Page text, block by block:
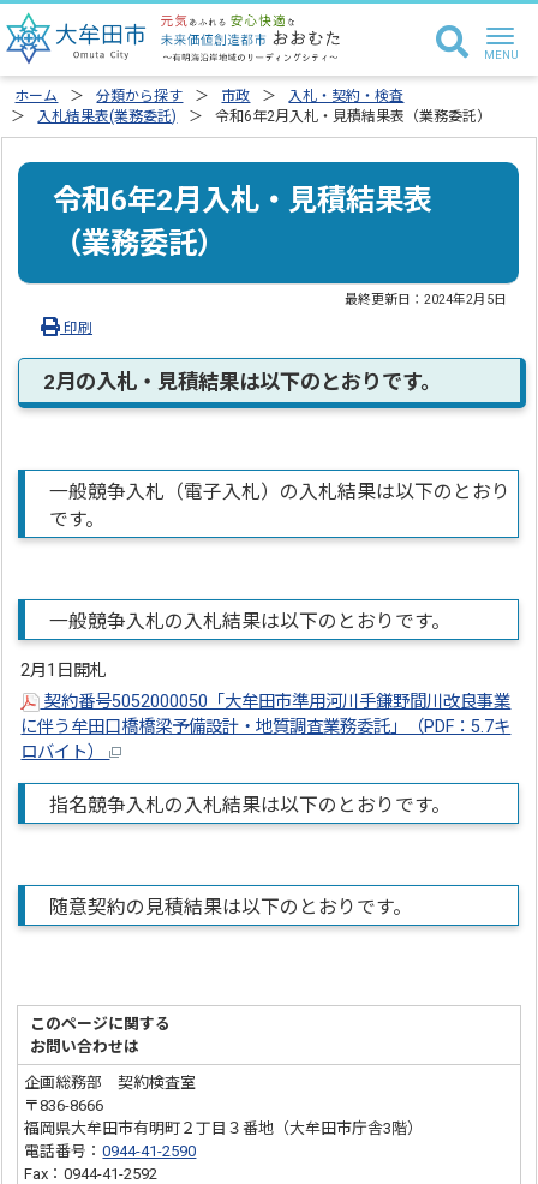
ホーム 分類から探す 市政
入札・契約・検査
入札結果表(業務委託)
令和6年2月入札・見積結果表（業務委託）
令和6年2月入札・見積結果表
（業務委託）
最終更新日：2024年2月5日
印刷
2月の入札・見積結果は以下のとおりです。
一般競争入札（電子入札）の入札結果は以下のとおり
です。
一般競争入札の入札結果は以下のとおりです。
2月1日開札
契約番号5052000050「大牟田市準用河川手鎌野間川改良事業
に伴う牟田口橋橋梁予備設計・地質調査業務委託」（PDF：5.7キ
ロバイト）
指名競争入札の入札結果は以下のとおりです。
随意契約の見積結果は以下のとおりです。
このページに関する
お問い合わせは
企画総務部 契約検査室
〒836-8666
福岡県大牟田市有明町２丁目３番地（大牟田市庁舎3階）
電話番号：0944-41-2590
Fax：0944-41-2592